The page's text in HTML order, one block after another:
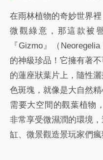
在雨林植物的奇妙世界
微觀綠意，那這款被
『Gizmo』（
的神級珍品！它擁有著
的蓮座狀葉片上，隨性
色斑塊，就像是大自然
需要大空間的觀葉植物
非常享受微濕潤的環境
缸、微景觀造景玩家們瘋